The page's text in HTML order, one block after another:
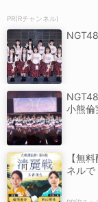
PR(Rチャンネル)
小熊倫
【無
ネルで